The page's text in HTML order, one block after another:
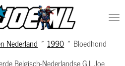
Nederland » 1990 » Bloedhond
Belgisch-Nederlandse G.I. Joe